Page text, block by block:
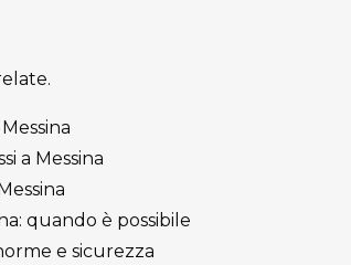
a Messina
quando è possibile
e sicurezza